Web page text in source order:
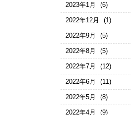
2023年1月 (6)
2022年12月 (1)
2022年9月 (5)
2022年8月 (5)
2022年7月 (12)
2022年6月 (11)
2022年5月 (8)
2022年4月 (9)